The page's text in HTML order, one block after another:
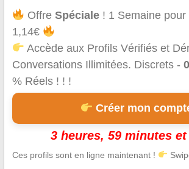
OffreSpéciale ! 1 Semaine
1,14€
Accède aux Profils Vérifiés et
Conversations Illimitées. Discrets -
% Réels ! ! !
Créer mon
3 heures, 59 minutes et
Ces profils sont en ligne maintenant !